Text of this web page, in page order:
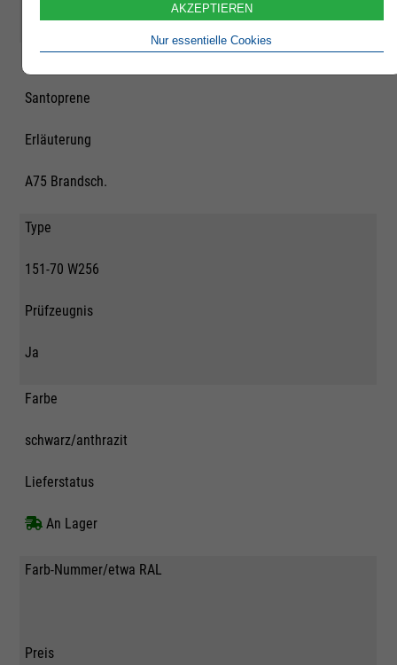
Handelsname
Santoprene
Erläuterung
A75 Brandsch.
Type
151-70 W256
Prüfzeugnis
Ja
Farbe
schwarz/anthrazit
Lieferstatus
An Lager
Farb-Nummer/etwa RAL
Preis
AKZEPTIEREN
Nur essentielle Cookies